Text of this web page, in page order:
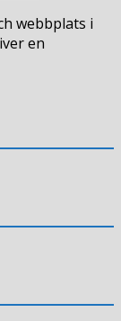
webbplats i
en